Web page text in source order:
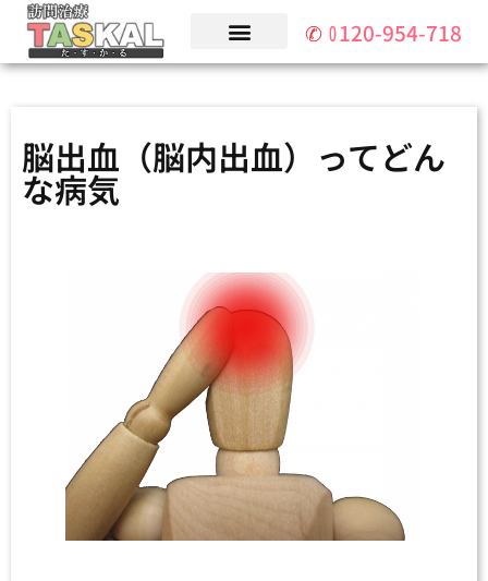
✆ 0120-954-718
0120-954-718
脳出血（脳内出血）ってどん
な病気